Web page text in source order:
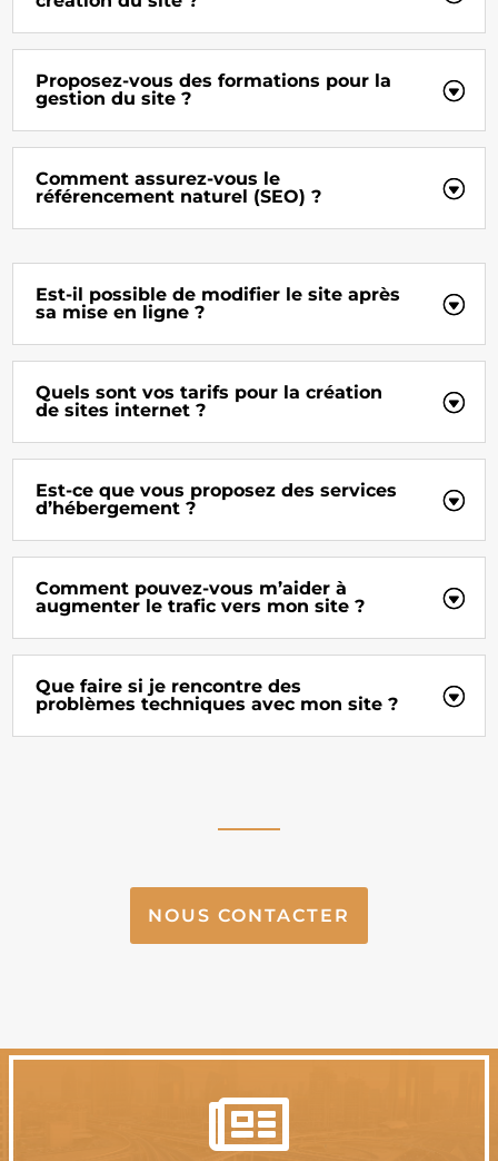
Proposez-vous des formations pour la
gestion du site ?
Comment assurez-vous le
référencement naturel (SEO) ?
Est-il possible de modifier le site après
sa mise en ligne ?
Quels sont vos tarifs pour la création
de sites internet ?
Est-ce que vous proposez des services
d’hébergement ?
Comment pouvez-vous m’aider à
augmenter le trafic vers mon site ?
Que faire si je rencontre des
problèmes techniques avec mon site ?
NOUS CONTACTER
